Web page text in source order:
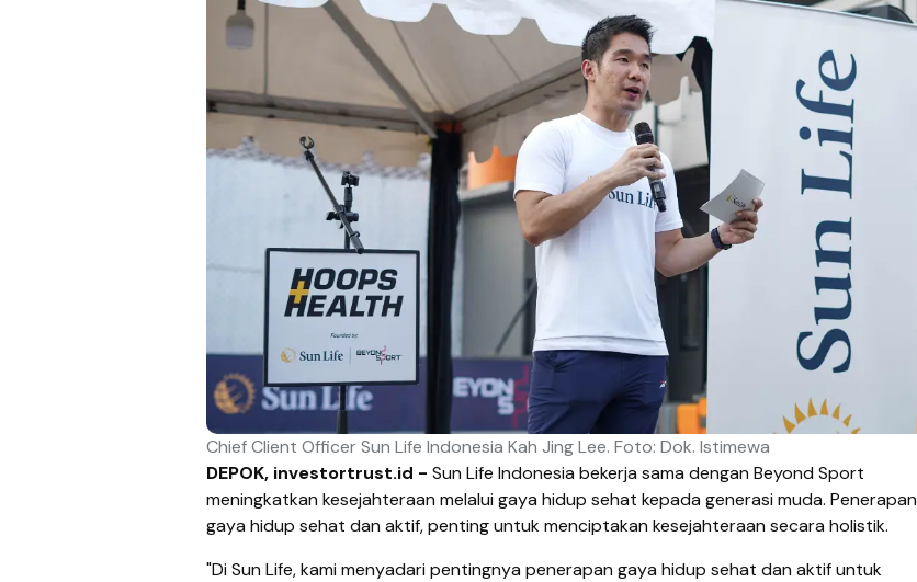
Chief Client Officer Sun Life Indonesia Kah Jing Lee. Foto: Dok. Istimewa
DEPOK, investortrust.id - Sun Life Indonesia bekerja sama dengan Beyond Sport
meningkatkan kesejahteraan melalui gaya hidup sehat kepada generasi muda. Penerapan
gaya hidup sehat dan aktif, penting untuk menciptakan kesejahteraan secara holistik.
"Di Sun Life, kami menyadari pentingnya penerapan gaya hidup sehat dan aktif untuk